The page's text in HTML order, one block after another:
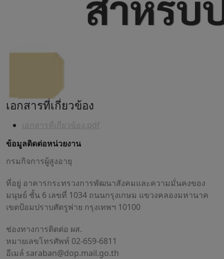
เอกสารที่เกี่ยวข้อง
เอกสารที่เกี่ยวข้อง.pdf
ข้อมูลติดต่อหน่วยงาน
กรมกิจการผู้สูงอายุ
ที่อยู่ อาคารกระทรวงการพัฒนาสังคมและความมั่นคงของ
มนุษย์ ชั้น 6 เลขที่ 1034 ถนนกรุงเกษม แขวงคลองมหานาค
เขตป้อมปราบศัตรูพ่าย กรุงเทพฯ 10100
ช่องทางการติดต่อ ผส.
หมายเลขโทรศัพท์ 02-659-6811
อีเมล์ saraban@dop.mail.go.th